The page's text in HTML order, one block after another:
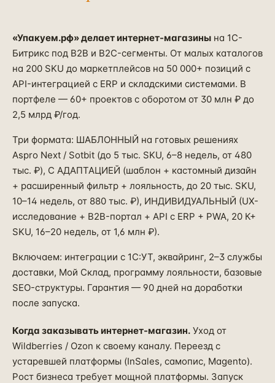
«Упакуем.рф» делает интернет-магазины на 1С-
Битрикс под B2B и B2C-сегменты. От малых каталогов
на 200 SKU до маркетплейсов на 50 000+ позиций с
API-интеграцией с ERP и складскими системами. В
портфеле — 60+ проектов с оборотом от 30 млн ₽ до
2,5 млрд ₽/год.
Три формата: ШАБЛОННЫЙ на готовых решениях
Aspro Next / Sotbit (до 5 тыс. SKU, 6–8 недель, от 480
тыс. ₽), С АДАПТАЦИЕЙ (шаблон + кастомный дизайн
+ расширенный фильтр + лояльность, до 20 тыс. SKU,
10–14 недель, от 880 тыс. ₽), ИНДИВИДУАЛЬНЫЙ (UX-
исследование + B2B-портал + API с ERP + PWA, 20 К+
SKU, 16–20 недель, от 1,6 млн ₽).
Включаем: интеграции с 1С:УТ, эквайринг, 2–3 службы
доставки, Мой Склад, программу лояльности, базовые
SEO-структуры. Гарантия — 90 дней на доработки
после запуска.
Когда заказывать интернет-магазин. Уход от
Wildberries / Ozon к своему каналу. Переезд с
устаревшей платформы (InSales, самопис, Magento).
Рост бизнеса требует мощной платформы. Запуск
Telegram
WhatsApp
+7 905 456-75-58 · С 9 ДО 21 МСК